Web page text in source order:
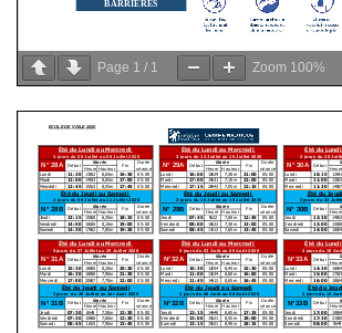
Page 1 / 1 Zoom 100%